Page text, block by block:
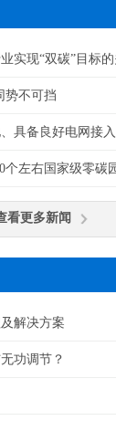
实现“双碳”目标
势不可挡
具备良好电网接
个左右国家级零碳
看更多新闻
解决方案
功调节？